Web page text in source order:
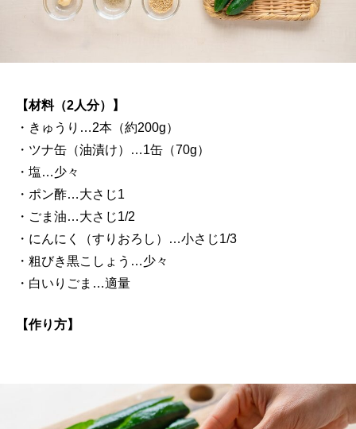
【材料（2人分）】
・きゅうり…2本（約200g）
・ツナ缶（油漬け）…1缶（70g）
・塩…少々
・ポン酢…大さじ1
・ごま油…大さじ1/2
・にんにく（すりおろし）…小さじ1/3
・粗びき黒こしょう…少々
・白いりごま…適量
【作り方】